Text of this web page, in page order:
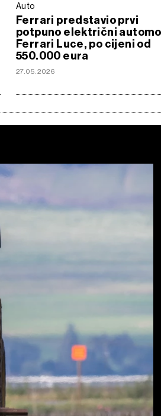
Auto
Ferrari predstavio prvi
potpuno električni
Ferrari Luce, po cijeni od
550.000 eura
27.05.2026